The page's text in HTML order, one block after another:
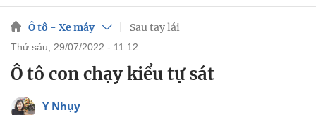
Ô tô - Xe máy Sau tay lái
thứ sáu, 29/07/2022 - 11:12
Ô tô con chạy kiểu tự sát
Y Nhụy